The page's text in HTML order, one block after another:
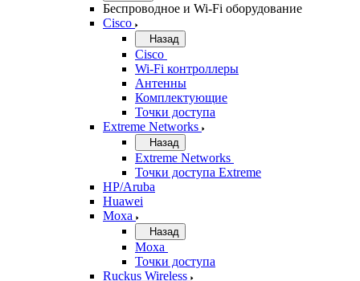
Беспроводное и Wi-Fi оборудование
Cisco
Назад
Cisco
Wi-Fi контроллеры
Антенны
Комплектующие
Точки доступа
Extreme Networks
Назад
Extreme Networks
Точки доступа Extreme
HP/Aruba
Huawei
Moxa
Назад
Moxa
Точки доступа
Ruckus Wireless